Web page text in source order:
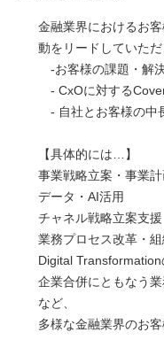
金融業界におけるお
動をリードしていただ
-お客様の課題・解
- CxOに対する
- 自社とお客様の中
【具体的には…】
事業戦略立案・事業
データ・AI活用
チャネル戦略立案支援
業務プロセス改革・
Digital
企業合併にともなう
など、
多様な金融業界のお